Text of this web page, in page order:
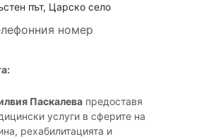
път, Царско село
номер
Паскалева предоставя
услуги в сферите на
рехабилитацията и